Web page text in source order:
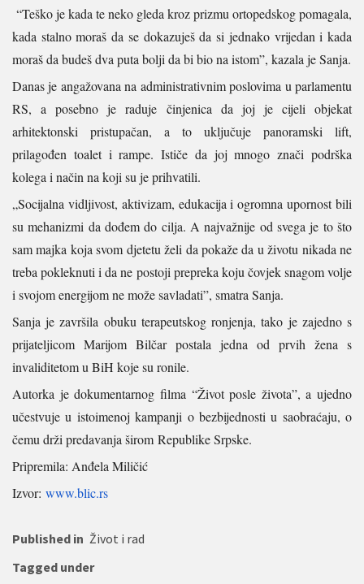
“Teško je kada te neko gleda kroz prizmu ortopedskog pomagala,
kada stalno moraš da se dokazuješ da si jednako vrijedan i kada
moraš da budeš dva puta bolji da bi bio na istom”, kazala je Sanja.
Danas je angažovana na administrativnim poslovima u parlamentu
RS, a posebno je raduje činjenica da joj je cijeli objekat
arhitektonski pristupačan, a to uključuje panoramski lift,
prilagođen toalet i rampe. Ističe da joj mnogo znači podrška
kolega i način na koji su je prihvatili.
„Socijalna vidljivost, aktivizam, edukacija i ogromna upornost bili
su mehanizmi da dođem do cilja. A najvažnije od svega je to što
sam majka koja svom djetetu želi da pokaže da u životu nikada ne
treba pokleknuti i da ne postoji prepreka koju čovjek snagom volje
i svojom energijom ne može savladati”, smatra Sanja.
Sanja je završila obuku terapeutskog ronjenja, tako je zajedno s
prijateljicom Marijom Bilčar postala jedna od prvih žena s
invaliditetom u BiH koje su ronile.
Autorka je dokumentarnog filma “Život posle života”, a ujedno
učestvuje u istoimenoj kampanji o bezbijednosti u saobraćaju, o
čemu drži predavanja širom Republike Srpske.
Pripremila: Anđela Miličić
Izvor: www.blic.rs
Published in Život i rad
Tagged under